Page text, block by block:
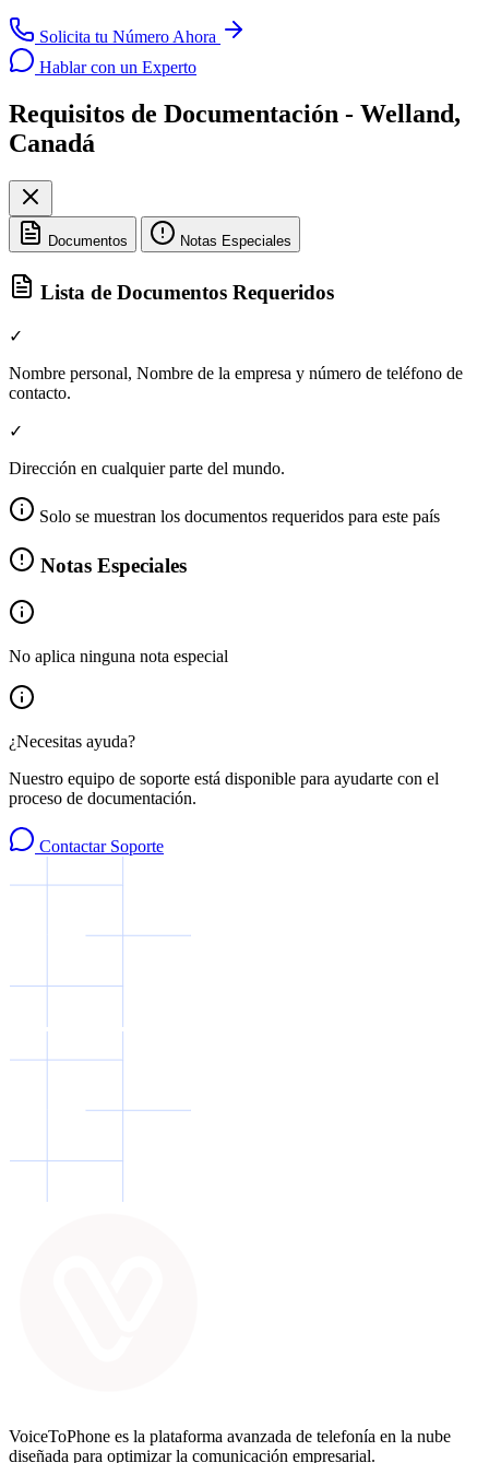
Solicita tu Número Ahora
Hablar con un Experto
Requisitos de Documentación - Welland,
Canadá
Documentos Notas Especiales
Lista de Documentos Requeridos
✓
Nombre personal, Nombre de la empresa y número de teléfono de
contacto.
✓
Dirección en cualquier parte del mundo.
Solo se muestran los documentos requeridos para este país
Notas Especiales
No aplica ninguna nota especial
¿Necesitas ayuda?
Nuestro equipo de soporte está disponible para ayudarte con el
proceso de documentación.
Contactar Soporte
VoiceToPhone es la plataforma avanzada de telefonía en la nube
diseñada para optimizar la comunicación empresarial.